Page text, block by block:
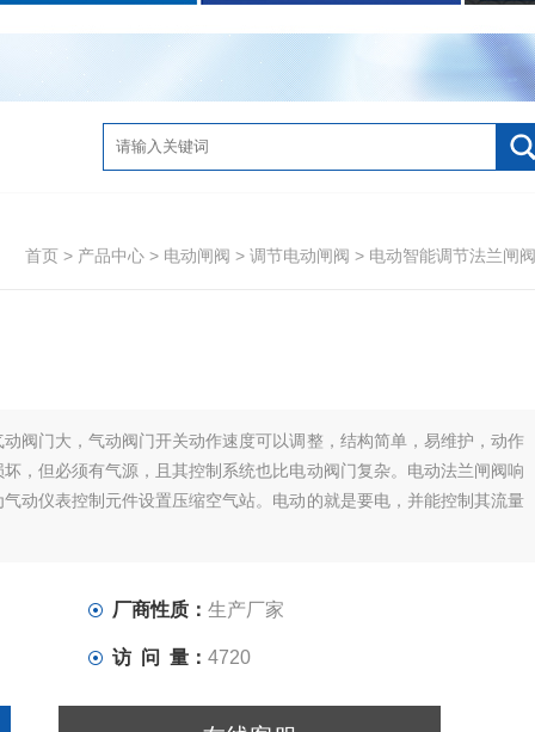
首页 > 产品中心 > 电动闸阀 > 调节电动闸阀 > 电动智能调节法兰闸阀
阀门大，气动阀门开关动作速度可以调整，结构简单，易维护，动作
，但必须有气源，且其控制系统也比电动阀门复杂。电动法兰闸阀响
动仪表控制元件设置压缩空气站。电动的就是要电，并能控制其流量
厂商性质： 生产厂家
访 问 量： 4720